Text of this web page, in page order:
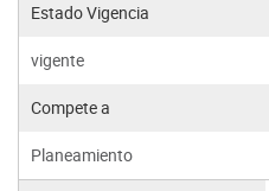
Estado Vigencia
vigente
Compete a
Planeamiento